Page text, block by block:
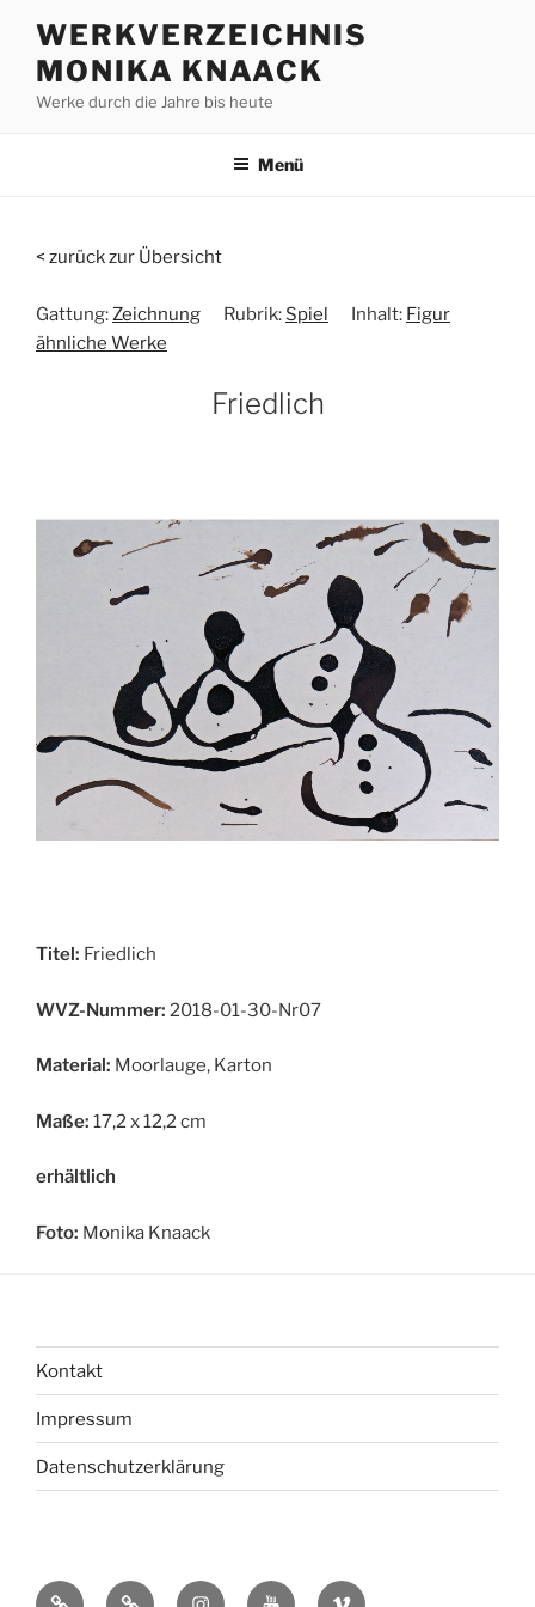
Inhalt
springen
WERKVERZEICHNIS
MONIKA KNAACK
Werke durch die Jahre bis heute
Menü
< zurück zur Übersicht
Gattung: Zeichnung Rubrik: Spiel Inhalt: Figur
ähnliche Werke
Friedlich
Titel: Friedlich
WVZ-Nummer: 2018-01-30-Nr07
Material: Moorlauge, Karton
Maße: 17,2 x 12,2 cm
erhältlich
Foto: Monika Knaack
Kontakt
Impressum
Datenschutzerklärung
bsky MastadonInstagramYou Vimeo